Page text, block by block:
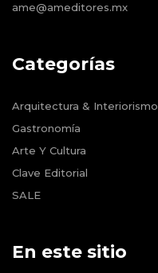
ame@ameditores.mx
Categorías
Arquitectura & Interiorismo
Gastronomía
Arte Y Cultura
Clave Editorial
SALE
En este sitio